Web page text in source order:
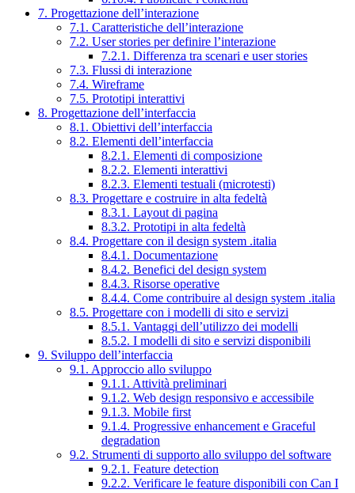
7. Progettazione dell’interazione
7.1. Caratteristiche dell’interazione
7.2. User stories per definire l’interazione
7.2.1. Differenza tra scenari e user stories
7.3. Flussi di interazione
7.4. Wireframe
7.5. Prototipi interattivi
8. Progettazione dell’interfaccia
8.1. Obiettivi dell’interfaccia
8.2. Elementi dell’interfaccia
8.2.1. Elementi di composizione
8.2.2. Elementi interattivi
8.2.3. Elementi testuali (microtesti)
8.3. Progettare e costruire in alta fedeltà
8.3.1. Layout di pagina
8.3.2. Prototipi in alta fedeltà
8.4. Progettare con il design system .italia
8.4.1. Documentazione
8.4.2. Benefici del design system
8.4.3. Risorse operative
8.4.4. Come contribuire al design system .italia
8.5. Progettare con i modelli di sito e servizi
8.5.1. Vantaggi dell’utilizzo dei modelli
8.5.2. I modelli di sito e servizi disponibili
9. Sviluppo dell’interfaccia
9.1. Approccio allo sviluppo
9.1.1. Attività preliminari
9.1.2. Web design responsivo e accessibile
9.1.3. Mobile first
9.1.4. Progressive enhancement e Graceful
degradation
9.2. Strumenti di supporto allo sviluppo del software
9.2.1. Feature detection
9.2.2. Verificare le feature disponibili con Can I